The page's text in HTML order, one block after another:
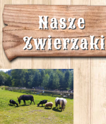
Nasze
Zwierzaki